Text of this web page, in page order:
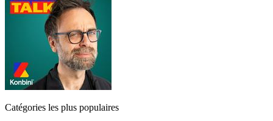
Catégories les plus populaires